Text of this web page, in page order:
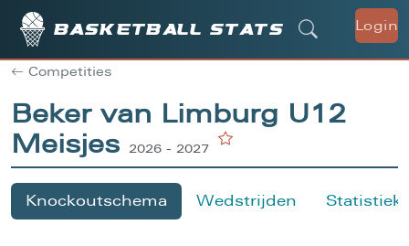
Basketball stats Login
Competities
Beker van Limburg U12
Meisjes
2026 - 2027
Knockoutschema Wedstrijden